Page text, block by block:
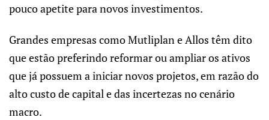
pouco apetite para novos investimentos.
Grandes empresas como Mutliplan e Allos têm dito
que estão preferindo reformar ou ampliar os ativos
que já possuem a iniciar novos projetos, em razão do
alto custo de capital e das incertezas no cenário
macro.